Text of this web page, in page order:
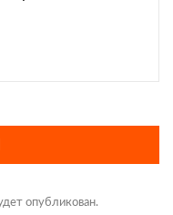
опубликован.